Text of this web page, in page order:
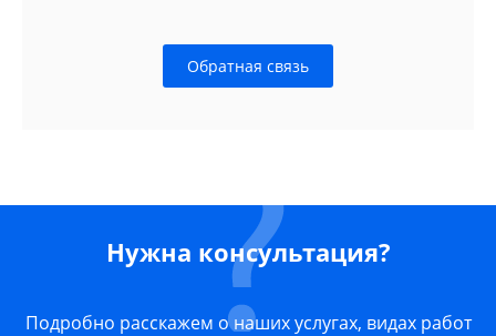
Обратная связь
Нужна консультация?
Подробно расскажем о наших услугах, видах работ